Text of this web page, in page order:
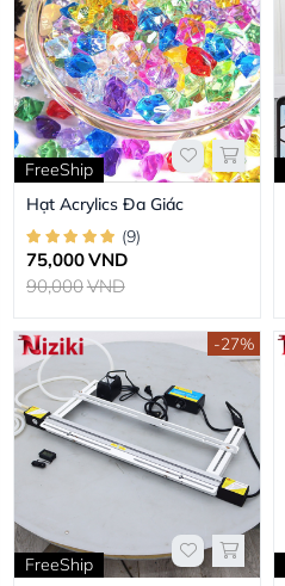
FreeShip
Hạt Acrylics Đa Giác
(9)
75,000VND
90,000VND
-27%
FreeShip